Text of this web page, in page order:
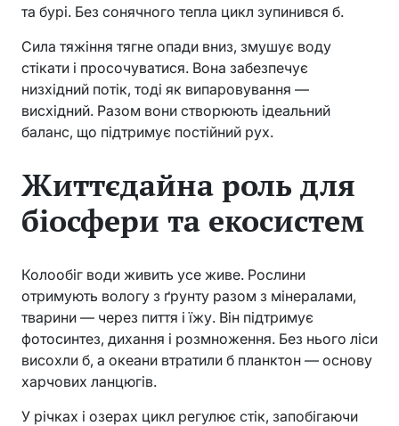
та бурі. Без сонячного тепла цикл зупинився б.
Сила тяжіння тягне опади вниз, змушує воду
стікати і просочуватися. Вона забезпечує
низхідний потік, тоді як випаровування —
висхідний. Разом вони створюють ідеальний
баланс, що підтримує постійний рух.
Життєдайна роль для
біосфери та екосистем
Колообіг води живить усе живе. Рослини
отримують вологу з ґрунту разом з мінералами,
тварини — через пиття і їжу. Він підтримує
фотосинтез, дихання і розмноження. Без нього ліси
висохли б, а океани втратили б планктон — основу
харчових ланцюгів.
У річках і озерах цикл регулює стік, запобігаючи